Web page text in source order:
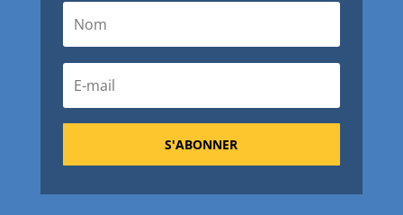
S'ABONNER